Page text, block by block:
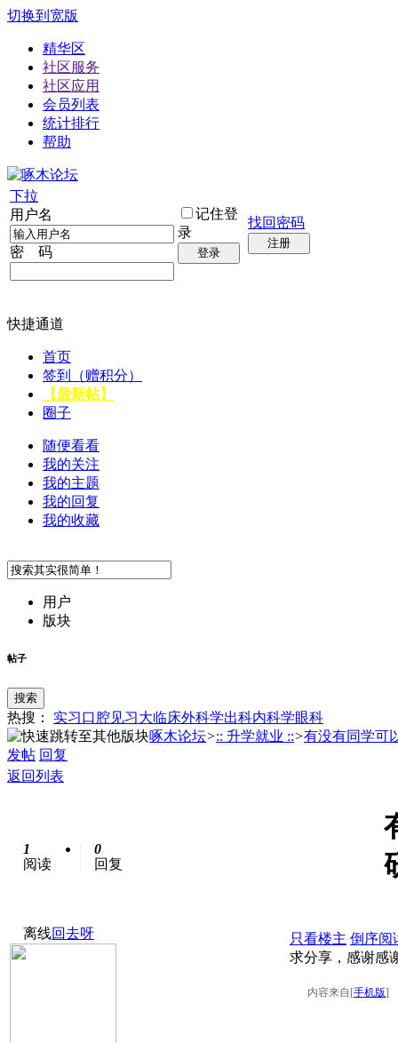
切换到宽版
精华区
社区服务
社区应用
会员列表
统计排行
帮助
下拉
用户名
密 码
记住登
录
登录
找回密码
注册
快捷通道
首页
签到（赠积分）
【最新帖】
圈子
随便看看
我的关注
我的主题
我的回复
我的收藏
用户
版块
帖子
搜索
热搜： 实习口腔见习大临床外科学出科内科学眼科
啄木论坛>:: 升学就业 ::>有没有同学可
发帖 回复
返回列表
1
阅读
0
回复
离线回去呀 只看楼主 倒序阅
求分享，感谢感
内容来自[手机版]